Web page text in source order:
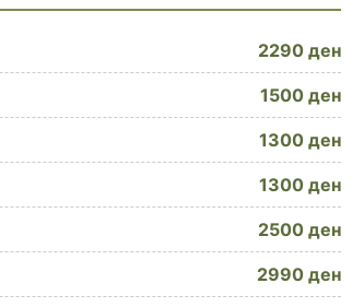
2290 ден
1500 ден
1300 ден
1300 ден
2500 ден
2990 ден